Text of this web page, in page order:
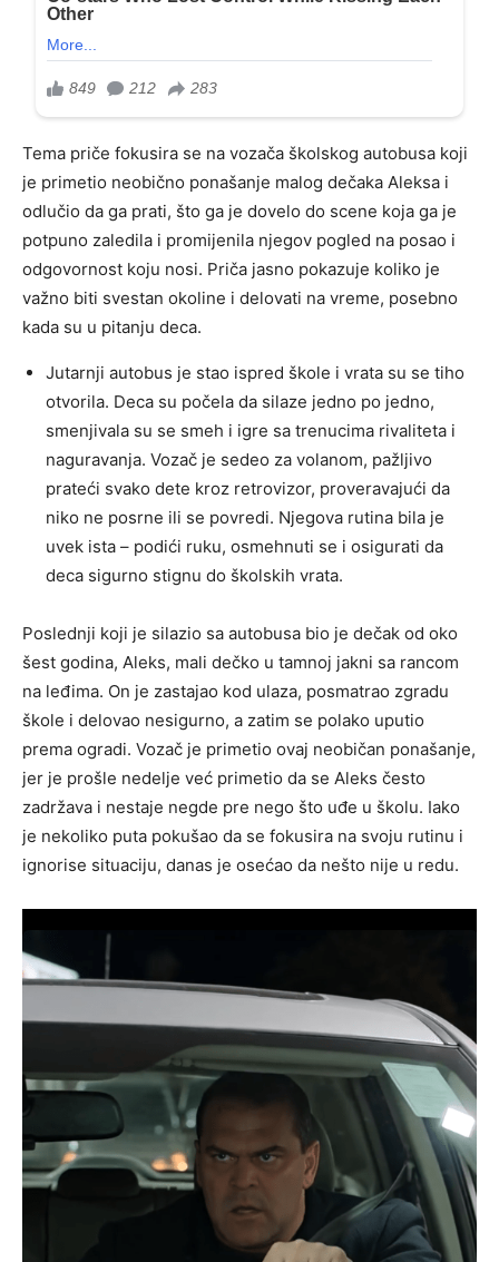
Tema priče fokusira se na vozača školskog autobusa koji
je primetio neobično ponašanje malog dečaka Aleksa i
odlučio da ga prati, što ga je dovelo do scene koja ga je
potpuno zaledila i promijenila njegov pogled na posao i
odgovornost koju nosi. Priča jasno pokazuje koliko je
važno biti svestan okoline i delovati na vreme, posebno
kada su u pitanju deca.
Jutarnji autobus je stao ispred škole i vrata su se tiho
otvorila. Deca su počela da silaze jedno po jedno,
smenjivala su se smeh i igre sa trenucima rivaliteta i
naguravanja. Vozač je sedeo za volanom, pažljivo
prateći svako dete kroz retrovizor, proveravajući da
niko ne posrne ili se povredi. Njegova rutina bila je
uvek ista – podići ruku, osmehnuti se i osigurati da
deca sigurno stignu do školskih vrata.
Poslednji koji je silazio sa autobusa bio je dečak od oko
šest godina, Aleks, mali dečko u tamnoj jakni sa rancom
na leđima. On je zastajao kod ulaza, posmatrao zgradu
škole i delovao nesigurno, a zatim se polako uputio
prema ogradi. Vozač je primetio ovaj neobičan ponašanje,
jer je prošle nedelje već primetio da se Aleks često
zadržava i nestaje negde pre nego što uđe u školu. Iako
je nekoliko puta pokušao da se fokusira na svoju rutinu i
ignorise situaciju, danas je osećao da nešto nije u redu.